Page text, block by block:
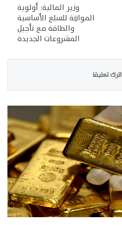
وزير المالية: أولوية
الموازنة للسلع الأساسية
والطاقة مع تأجيل
المشروعات الجديدة
اترك تعليقا